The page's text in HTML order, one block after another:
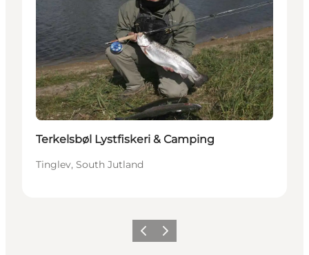
Terkelsbøl Lystfiskeri & Camping
Tinglev, South Jutland
Precedente
Avanti